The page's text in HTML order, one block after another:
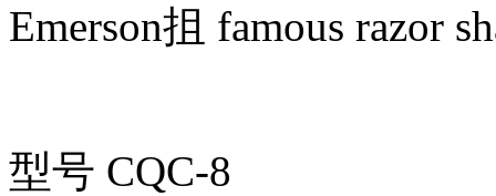
Emerson抯 famous razor
型号 CQC-8